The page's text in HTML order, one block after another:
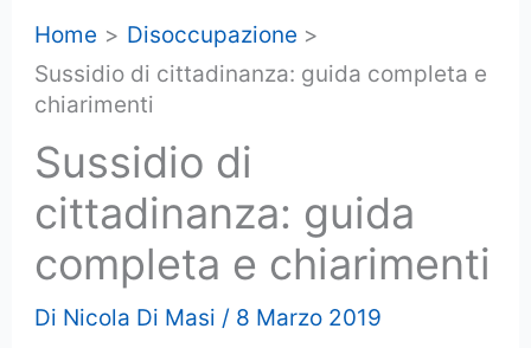
Home
Disoccupazione
Sussidio di cittadinanza: guida completa e
chiarimenti
Sussidio di
cittadinanza: guida
completa e chiarimenti
Di Nicola Di Masi / 8 Marzo 2019